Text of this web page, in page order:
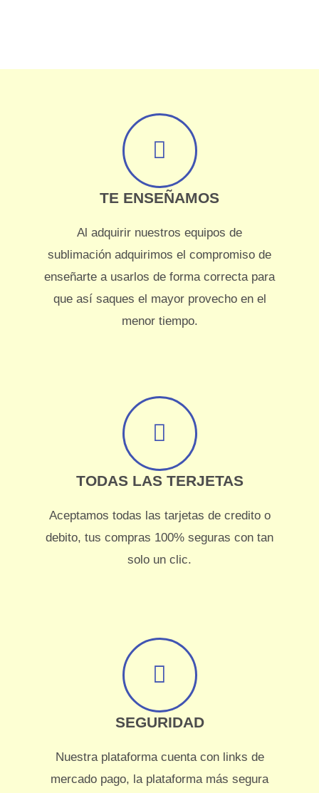
TE ENSEÑAMOS
Al adquirir nuestros equipos de
sublimación adquirimos el compromiso de
enseñarte a usarlos de forma correcta para
que así saques el mayor provecho en el
menor tiempo.
TODAS LAS TERJETAS
Aceptamos todas las tarjetas de credito o
debito, tus compras 100% seguras con tan
solo un clic.
SEGURIDAD
Nuestra plataforma cuenta con links de
mercado pago, la plataforma más segura